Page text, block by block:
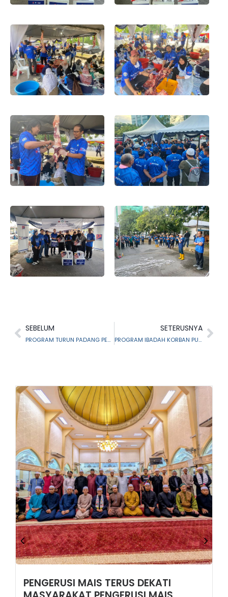
SEBELUM
PROGRAM TURUN PADANG PENGERUSI MAIS KE DAERAH KUALA LANGAT
SETERUSNYA
PROGRAM IBADAH KORBAN PUSAT PEMURNIAN AKIDAH BAITUL IMAN MAIS TAHUN 1446H/2025M
PENGERUSI MAIS TERUS DEKATI